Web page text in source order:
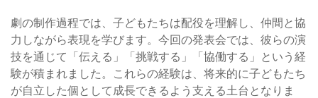
劇の制作過程では、子どもたちは配役を理解し、仲間と協
力しながら表現を学びます。今回の発表会では、彼らの演
技を通じて「伝える」「挑戦する」「協働する」という経
験が積まれました。これらの経験は、将来的に子どもたち
が自立した個として成長できるよう支える土台となりま